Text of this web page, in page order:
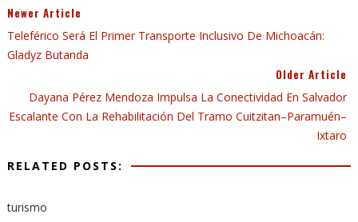
Newer Article
Teleférico Será El Primer Transporte Inclusivo De Michoacán:
Gladyz Butanda
Older Article
Dayana Pérez Mendoza Impulsa La Conectividad En Salvador
Escalante Con La Rehabilitación Del Tramo Cuitzitan–Paramuén–
Ixtaro
RELATED POSTS:
turismo